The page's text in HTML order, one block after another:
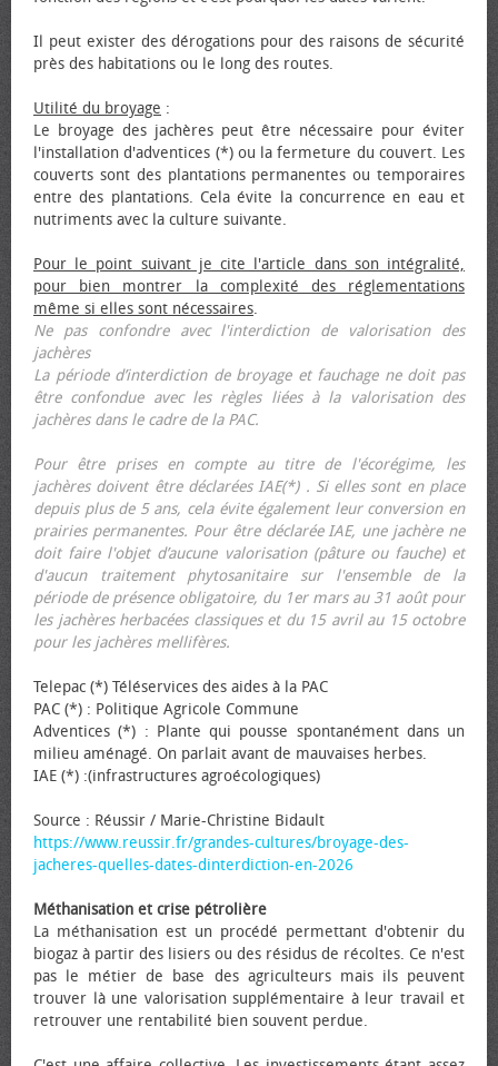
Il peut exister des dérogations pour des raisons de sécurité
près des habitations ou le long des routes.
Utilité du broyage :
Le broyage des jachères peut être nécessaire pour éviter
l'installation d'adventices (*) ou la fermeture du couvert. Les
couverts sont des plantations permanentes ou temporaires
entre des plantations. Cela évite la concurrence en eau et
nutriments avec la culture suivante.
Pour le point suivant je cite l'article dans son intégralité,
pour bien montrer la complexité des réglementations
même si elles sont nécessaires.
Ne pas confondre avec l'interdiction de valorisation des
jachères
La période d’interdiction de broyage et fauchage ne doit pas
être confondue avec les règles liées à la valorisation des
jachères dans le cadre de la PAC.
Pour être prises en compte au titre de l'écorégime, les
jachères doivent être déclarées IAE(*) . Si elles sont en place
depuis plus de 5 ans, cela évite également leur conversion en
prairies permanentes. Pour être déclarée IAE, une jachère ne
doit faire l'objet d’aucune valorisation (pâture ou fauche) et
d'aucun traitement phytosanitaire sur l'ensemble de la
période de présence obligatoire, du 1er mars au 31 août pour
les jachères herbacées classiques et du 15 avril au 15 octobre
pour les jachères mellifères.
Telepac (*) Téléservices des aides à la PAC
PAC (*) : Politique Agricole Commune
Adventices (*) : Plante qui pousse spontanément dans un
milieu aménagé. On parlait avant de mauvaises herbes.
IAE (*) :(infrastructures agroécologiques)
Source : Réussir / Marie-Christine Bidault
https://www.reussir.fr/grandes-cultures/broyage-des-
jacheres-quelles-dates-dinterdiction-en-2026
Méthanisation et crise pétrolière
La méthanisation est un procédé permettant d'obtenir du
biogaz à partir des lisiers ou des résidus de récoltes. Ce n'est
pas le métier de base des agriculteurs mais ils peuvent
trouver là une valorisation supplémentaire à leur travail et
retrouver une rentabilité bien souvent perdue.